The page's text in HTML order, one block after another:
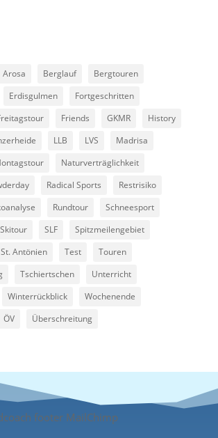
Arosa Berglauf
Bergtouren
Erdisgulmen
Fortgeschritten
Friends GKMR
History
LLB LVS
Madrisa
Naturverträglichkeit
Radical Sports
Restrisiko
Rundtour
Schneesport
Skitour SLF
Spitzmeilengebiet
St. Antönien Test
Touren
Tschiertschen
Unterricht
Winterrückblick
Wochenende
ÖV Überschreitung